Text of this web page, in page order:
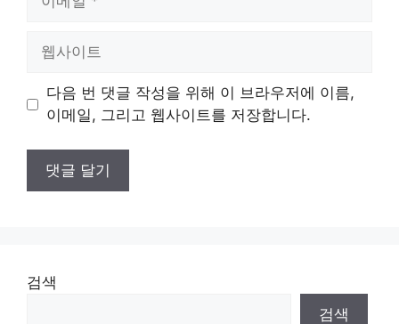
트
다음 번 댓글 작성을 위해 이 브라우저에 이름,
이메일, 그리고 웹사이트를 저장합니다.
검색
검색